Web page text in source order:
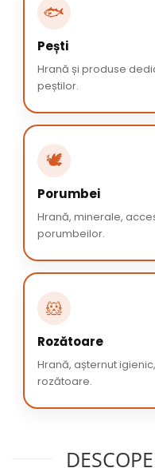
🐟
Pești
Hrană și produse
peștilor.
🕊️
Porumbei
Hrană, minerale,
porumbeilor.
🐹
Rozătoare
Hrană, așternut
rozătoare.